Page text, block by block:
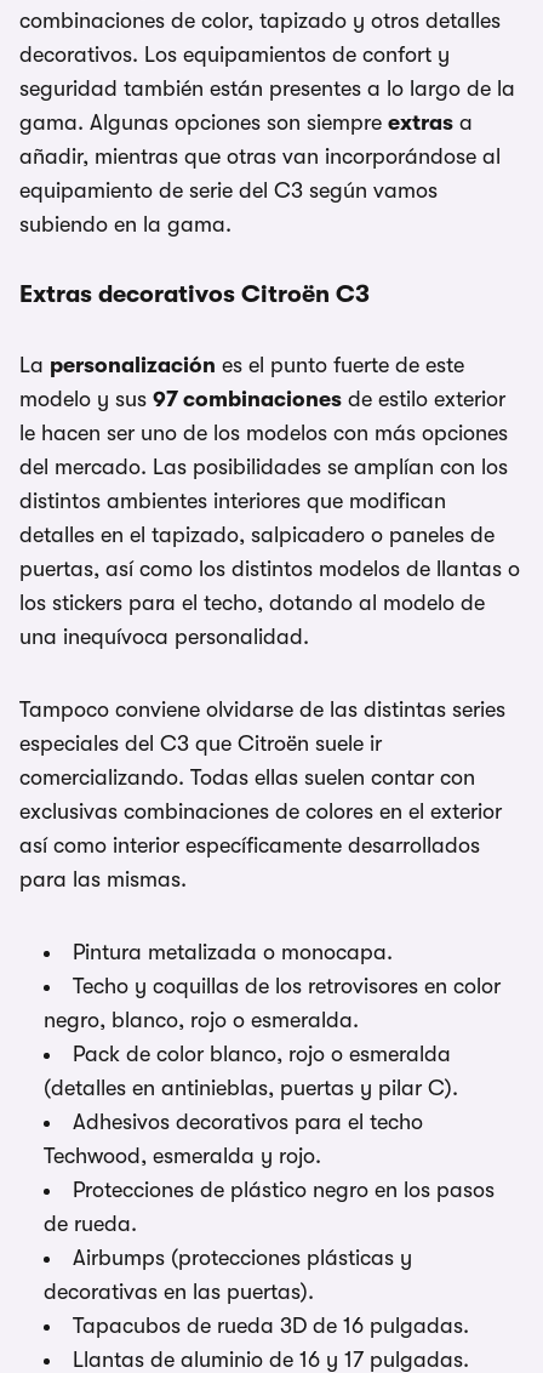
combinaciones de color, tapizado y otros detalles
decorativos. Los equipamientos de confort y
seguridad también están presentes a lo largo de la
gama. Algunas opciones son siempre extras a
añadir, mientras que otras van incorporándose al
equipamiento de serie del C3 según vamos
subiendo en la gama.
Extras decorativos Citroën C3
La personalización es el punto fuerte de este
modelo y sus 97 combinaciones de estilo exterior
le hacen ser uno de los modelos con más opciones
del mercado. Las posibilidades se amplían con los
distintos ambientes interiores que modifican
detalles en el tapizado, salpicadero o paneles de
puertas, así como los distintos modelos de llantas o
los stickers para el techo, dotando al modelo de
una inequívoca personalidad.
Tampoco conviene olvidarse de las distintas series
especiales del C3 que Citroën suele ir
comercializando. Todas ellas suelen contar con
exclusivas combinaciones de colores en el exterior
así como interior específicamente desarrollados
para las mismas.
Pintura metalizada o monocapa.
Techo y coquillas de los retrovisores en color
negro, blanco, rojo o esmeralda.
Pack de color blanco, rojo o esmeralda
(detalles en antinieblas, puertas y pilar C).
Adhesivos decorativos para el techo
Techwood, esmeralda y rojo.
Protecciones de plástico negro en los pasos
de rueda.
Airbumps (protecciones plásticas y
decorativas en las puertas).
Tapacubos de rueda 3D de 16 pulgadas.
Llantas de aluminio de 16 y 17 pulgadas.